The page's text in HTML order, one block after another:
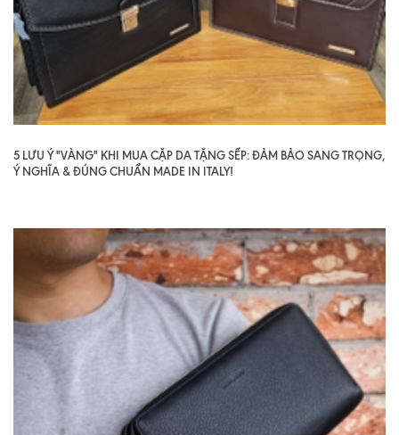
5 LƯU Ý "VÀNG" KHI MUA CẶP DA TẶNG SẾP: ĐẢM BẢO SANG TRỌNG,
Ý NGHĨA & ĐÚNG CHUẨN MADE IN ITALY!